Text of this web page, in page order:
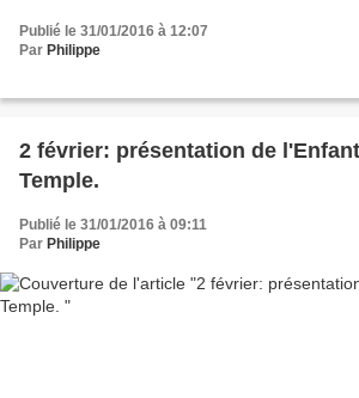
Publié le 31/01/2016 à 12:07
Par Philippe
2 février: présentation de
Temple.
Publié le 31/01/2016 à 09:11
Par Philippe